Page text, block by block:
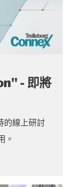
- 即將
的線上研討
。